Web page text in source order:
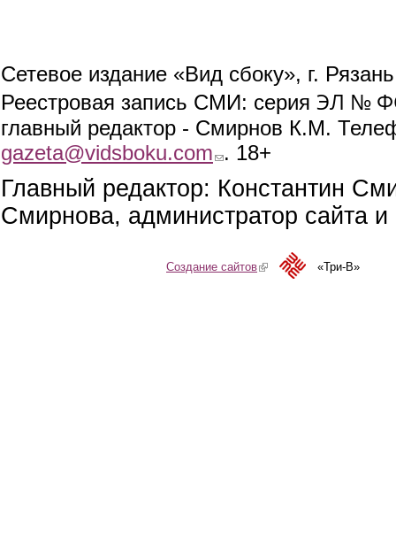
Сетевое издание «Вид сбоку», г.
Реестровая запись СМИ: серия ЭЛ №
главный редактор - Смирнов К.М.
gazeta@vidsboku.com (link sends e-mail)
. 18+
Главный редактор: Константин
Смирнова, администратор сайта
Создание сайтов(link is external)«Три-В»